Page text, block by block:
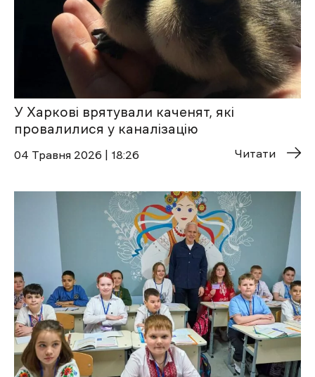
У Харкові врятували каченят, які
провалилися у каналізацію
04 Травня 2026 | 18:26 Читати